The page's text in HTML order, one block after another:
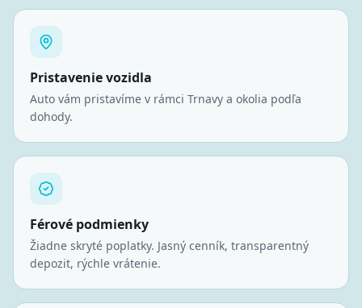
Pristavenie vozidla
Auto vám pristavíme v rámci Trnavy a okolia podľa
dohody.
Férové podmienky
Žiadne skryté poplatky. Jasný cenník, transparentný
depozit, rýchle vrátenie.